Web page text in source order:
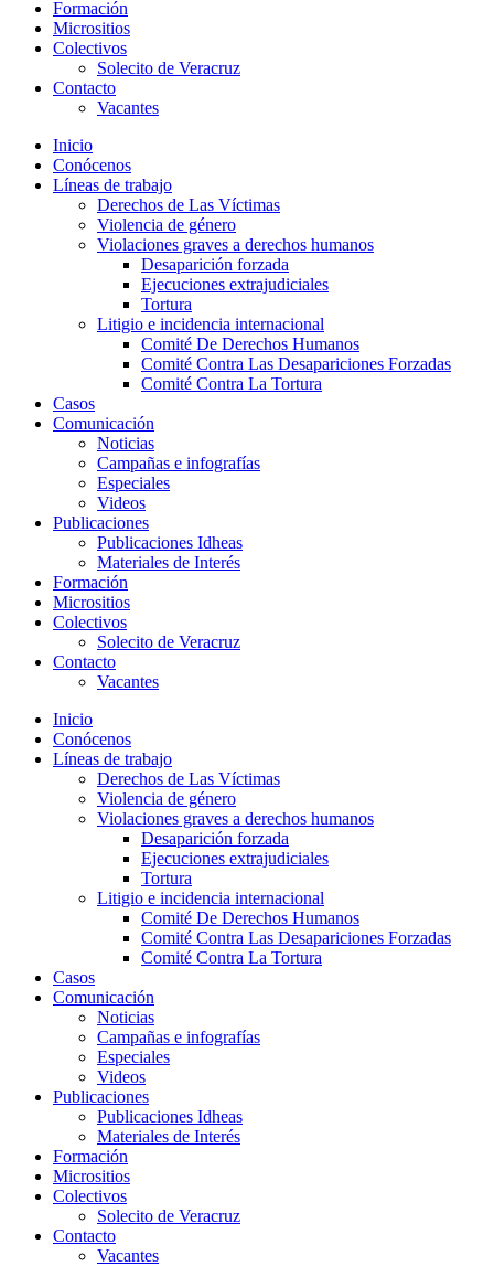
Formación
Micrositios
Colectivos
Solecito de Veracruz
Contacto
Vacantes
Inicio
Conócenos
Líneas de trabajo
Derechos de Las Víctimas
Violencia de género
Violaciones graves a derechos humanos
Desaparición forzada​
Ejecuciones extrajudiciales
Tortura
Litigio e incidencia internacional
Comité De Derechos Humanos​
Comité Contra Las Desapariciones Forzadas
Comité Contra La Tortura​
Casos
Comunicación
Noticias
Campañas e infografías
Especiales
Videos
Publicaciones
Publicaciones Idheas
Materiales de Interés
Formación
Micrositios
Colectivos
Solecito de Veracruz
Contacto
Vacantes
Inicio
Conócenos
Líneas de trabajo
Derechos de Las Víctimas
Violencia de género
Violaciones graves a derechos humanos
Desaparición forzada​
Ejecuciones extrajudiciales
Tortura
Litigio e incidencia internacional
Comité De Derechos Humanos​
Comité Contra Las Desapariciones Forzadas
Comité Contra La Tortura​
Casos
Comunicación
Noticias
Campañas e infografías
Especiales
Videos
Publicaciones
Publicaciones Idheas
Materiales de Interés
Formación
Micrositios
Colectivos
Solecito de Veracruz
Contacto
Vacantes